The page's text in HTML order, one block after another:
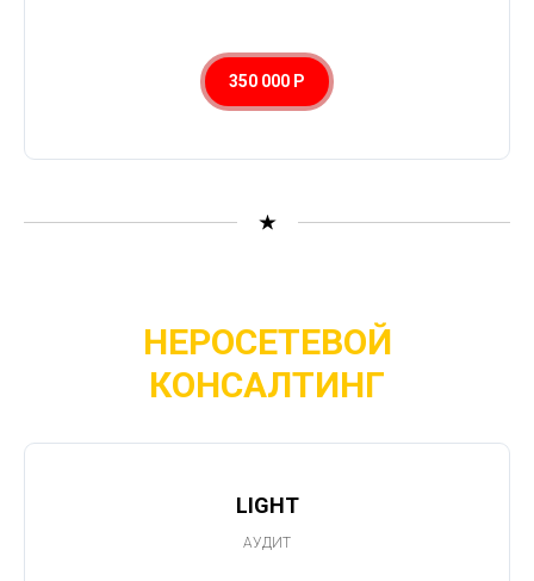
350 000 Р
НЕРОСЕТЕВОЙ
КОНСАЛТИНГ
LIGHT
АУДИТ